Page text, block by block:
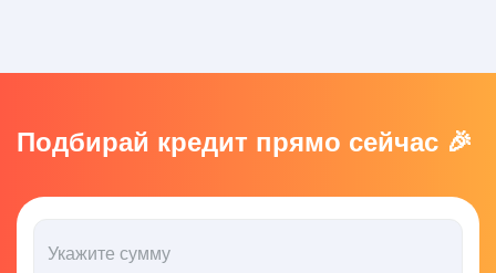
Подбирай кредит прямо сейчас 🎉
Укажите сумму